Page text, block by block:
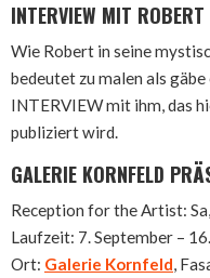
INTERVIEW MIT
Wie Robert in seine
bedeutet zu malen als
INTERVIEW mit ihm, das
publiziert wird.
GALERIE KORNFELD
Reception for the Artist:
Laufzeit: 7. September –
Ort: Galerie Kornfeld,